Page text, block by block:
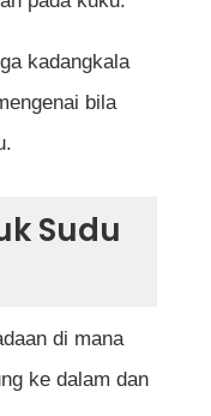
kadangkala
bila
Sudu
di mana
ke dalam dan